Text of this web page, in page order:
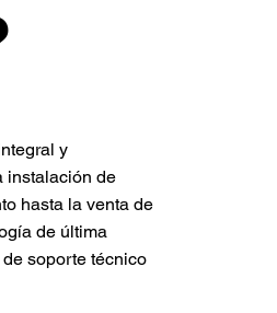
y
instalación de
hasta la venta de
de última
soporte técnico